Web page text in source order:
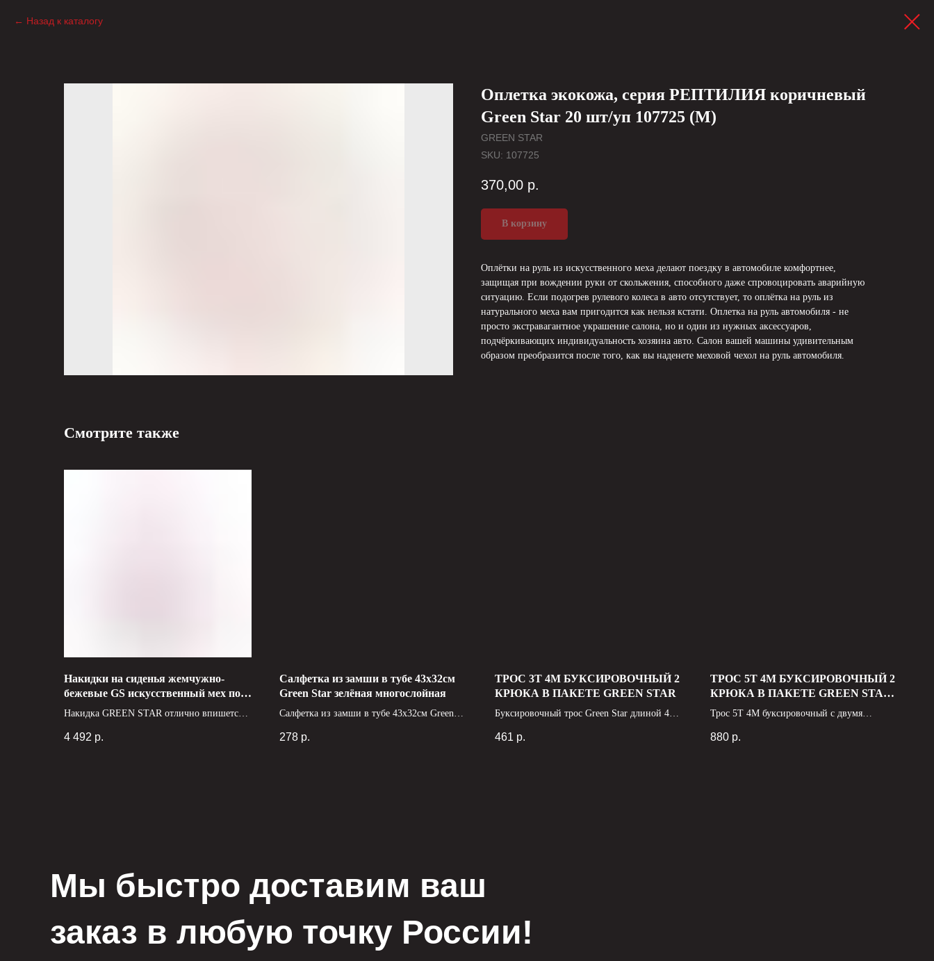
Назад к каталогу
Оплетка экокожа, серия РЕПТИЛИЯ коричневый
Green Star 20 шт/уп 107725 (M)
GREEN STAR
SKU: 107725
370,00 р.
В корзину
Оплётки на руль из искусственного меха делают поездку в автомобиле комфортнее,
защищая при вождении руки от скольжения, способного даже спровоцировать аварийную
ситуацию. Если подогрев рулевого колеса в авто отсутствует, то оплётка на руль из
натурального меха вам пригодится как нельзя кстати. Оплетка на руль автомобиля - не
просто экстравагантное украшение салона, но и один из нужных аксессуаров,
подчёркивающих индивидуальность хозяина авто. Салон вашей машины удивительным
образом преобразится после того, как вы наденете меховой чехол на руль автомобиля.
Смотрите также
Накидки на сиденья жемчужно-
бежевые GS искусственный мех под
кролика 150*55см 2 шт
Накидка GREEN STAR отлично впишется в
комфорт и сухое, полезное тепло.
4 492 р.
Салфетка из замши в тубе 43х32см
Green Star зелёная многослойная
Салфетка из замши в тубе 43х32см Green
практичное средство для чистки и
278 р.
ТРОС 3Т 4М БУКСИРОВОЧНЫЙ 2
КРЮКА В ПАКЕТЕ GREEN STAR
Буксировочный трос Green Star длиной 4
надежный инструмент для эвакуации
461 р.
ТРОС 5Т 4М БУКСИРОВОЧНЫЙ 2
КРЮКА В ПАКЕТЕ GREEN STAR
СТАЛЬ, D = 10ММ
Трос 5Т 4М буксировочный с двумя
инструмент для эвакуации и буксировки
880 р.
Мы быстро доставим ваш
заказ в любую точку России!